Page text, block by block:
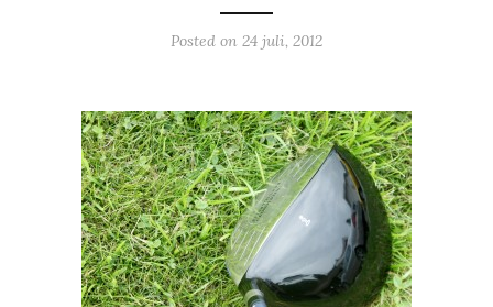
Posted on 24 juli, 2012